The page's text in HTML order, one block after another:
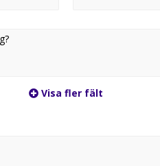
Visa fler fält